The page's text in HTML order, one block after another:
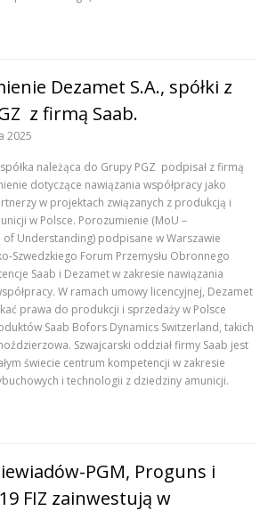
Dezamet S.A., spółki z
z firmą Saab.
2025
należąca do Grupy PGZ podpisał z firmą
dotyczące nawiązania współpracy jako
w projektach związanych z produkcją i
w Polsce. Porozumienie (MoU –
Understanding) podpisane w Warszawie
Szwedzkiego Forum Przemysłu Obronnego
Saab i Dezamet w zakresie nawiązania
W ramach umowy licencyjnej, Dezamet
prawa do produkcji i sprzedaży w Polsce
Saab Bofors Dynamics Switzerland, takich
Szwajcarski oddział firmy Saab jest
świecie centrum kompetencji w zakresie
i technologii z dziedziny amunicji.
PGM, Proguns i
FIZ zainwestują w